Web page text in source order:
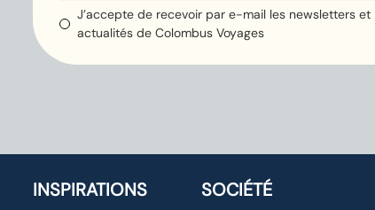
J’accepte de recevoir par e-mail les newsletters et
actualités de Colombus Voyages
INSPIRATIONS SOCIÉTÉ